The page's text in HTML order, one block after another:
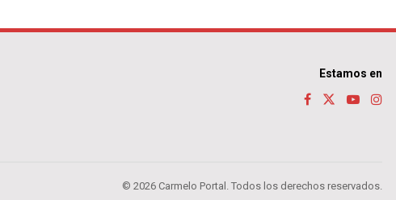
Estamos en
© 2026 Carmelo Portal. Todos los derechos reservados.